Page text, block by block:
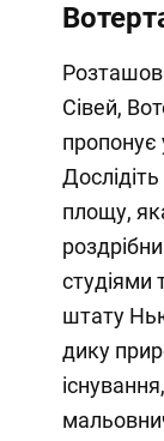
Сівей,
пропонує
площу,
студіями
штату
дику